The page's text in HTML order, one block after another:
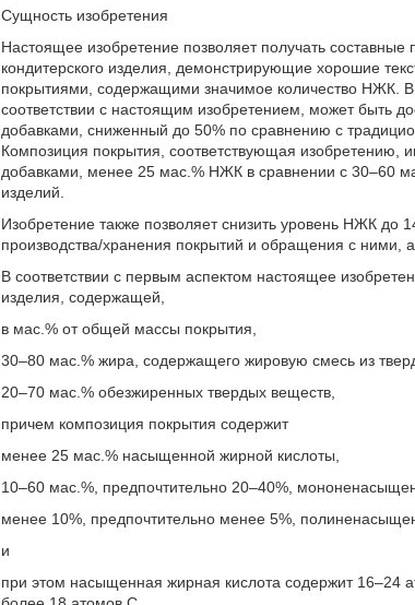
Сущность изобретения
Настоящее изобретение позволяет получать
кондитерского изделия, демонстрирующие хорошие
покрытиями, содержащими значимое количество НЖК.
соответствии с настоящим изобретением, может быть
добавками, сниженный до 50% по сравнению с
Композиция покрытия, соответствующая
добавками, менее 25 мас.% НЖК в сравнении с 30–60
изделий.
Изобретение также позволяет снизить уровень НЖК
производства/хранения покрытий и обращения с ними,
В соответствии с первым аспектом настоящее
изделия, содержащей,
в мас.% от общей массы покрытия,
30–80 мас.% жира, содержащего жировую смесь из
20–70 мас.% обезжиренных твердых веществ,
причем композиция покрытия содержит
менее 25 мас.% насыщенной жирной кислоты,
10–60 мас.%, предпочтительно 20–40%,
менее 10%, предпочтительно менее 5%,
и
при этом насыщенная жирная кислота содержит 16–24